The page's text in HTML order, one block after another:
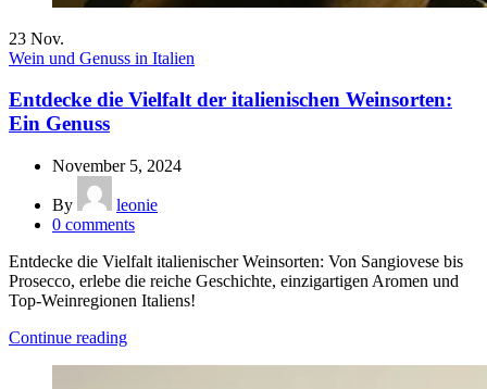
23 Nov.
Wein und Genuss in Italien
Entdecke die Vielfalt der italienischen Weinsorten:
Ein Genuss
November 5, 2024
By
leonie
0 comments
Entdecke die Vielfalt italienischer Weinsorten: Von Sangiovese bis
Prosecco, erlebe die reiche Geschichte, einzigartigen Aromen und
Top-Weinregionen Italiens!
Continue reading